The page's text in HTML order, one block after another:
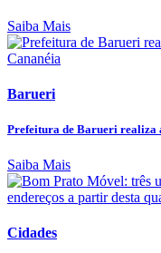
Saiba Mais
Barueri
Prefeitura de Barueri realiza
Saiba Mais
Cidades